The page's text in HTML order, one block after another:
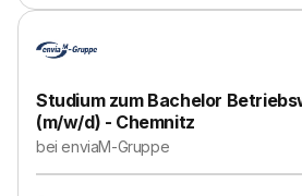
Studium zum Bachelor
(m/w/d) - Chemnitz
beienviaM-Gruppe